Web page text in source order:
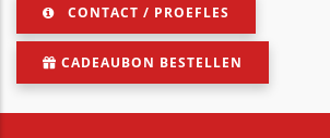
CONTACT / PROEFLES
CADEAUBON BESTELLEN